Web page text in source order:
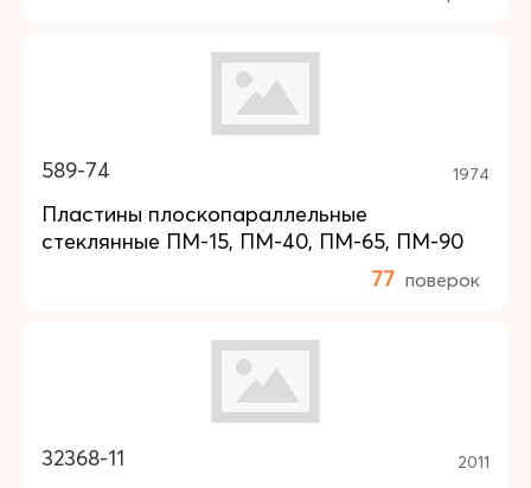
589-74 1974
Пластины плоскопараллельные
стеклянные ПМ-15, ПМ-40, ПМ-65, ПМ-90
77 поверок
32368-11 2011